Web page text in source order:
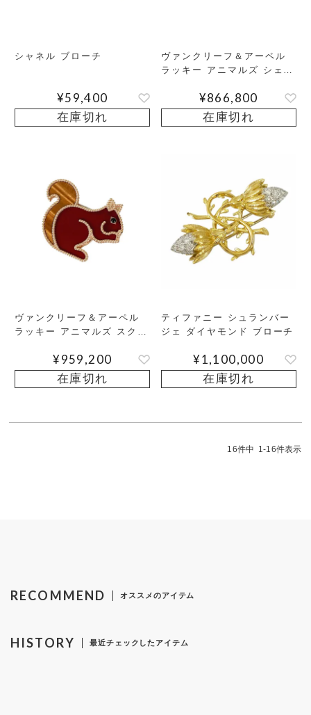
シャネル ブローチ
¥59,400
在庫切れ
ヴァンクリーフ＆アーペル
ラッキー アニマルズ シェル
¥866,800
在庫切れ
ヴァンクリーフ＆アーペル
ラッキー アニマルズ スクワ
ーネリアン タイガーズアイ
ブローチ
¥959,200
在庫切れ
ティファニー シュランバー
ジェ ダイヤモンド ブローチ
¥1,100,000
在庫切れ
16件中 1-16件表示
RECOMMEND オススメのアイテム
HISTORY 最近チェックしたアイテム